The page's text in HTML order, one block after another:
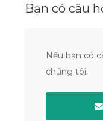
Bạn có câu
Nếu bạn có
chúng tôi.